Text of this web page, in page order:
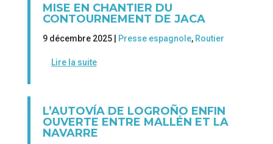
MISE EN CHANTIER DU
CONTOURNEMENT DE JACA
9 décembre 2025 | Presse espagnole, Routier
Lire la suite
L’AUTOVÍA DE LOGROÑO ENFIN
OUVERTE ENTRE MALLÉN ET LA
NAVARRE